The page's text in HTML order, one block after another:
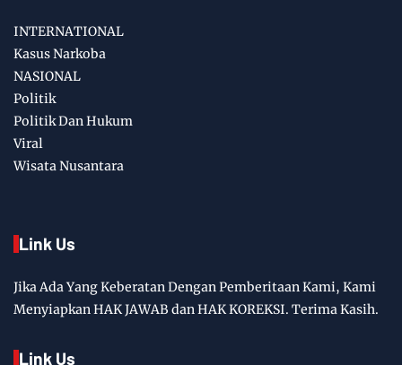
INTERNATIONAL
Kasus Narkoba
NASIONAL
Politik
Politik Dan Hukum
Viral
Wisata Nusantara
Link Us
Jika Ada Yang Keberatan Dengan Pemberitaan Kami, Kami
Menyiapkan HAK JAWAB dan HAK KOREKSI. Terima Kasih.
Link Us